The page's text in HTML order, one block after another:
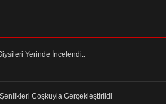
Yerinde İncelendi..
Coşkuyla Gerçekleştirildi